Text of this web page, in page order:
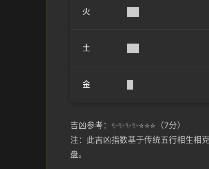
火
土
金
吉凶参考：✨✨✨✨⭐⭐⭐（7分）
注：此吉凶指数基于传统五行相生相
盘。